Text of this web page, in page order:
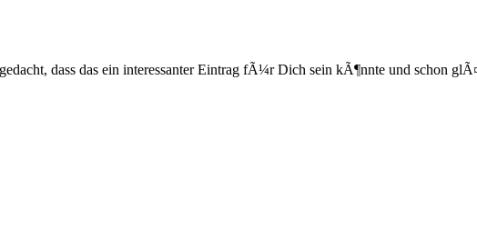
dass das ein interessanter Eintrag fÃ¼r Dich sein kÃ¶nnte und schon